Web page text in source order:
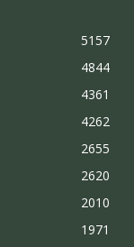
5157
4844
4361
4262
2655
2620
2010
1971